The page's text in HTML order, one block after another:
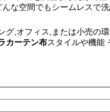
な空間でもシームレスで
グ,オフィス,または小売の
カーテン布スタイルや機能